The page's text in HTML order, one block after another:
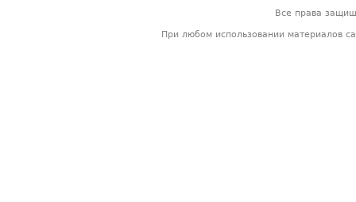
Все права
При любом использовании материалов